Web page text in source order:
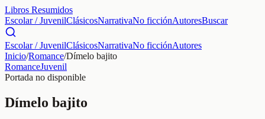
Libros Resumidos
Escolar / JuvenilClásicosNarrativaNo ficciónAutoresBuscar
Escolar / JuvenilClásicosNarrativaNo ficciónAutores
Inicio/Romance/Dímelo bajito
RomanceJuvenil
Portada no disponible
Dímelo bajito